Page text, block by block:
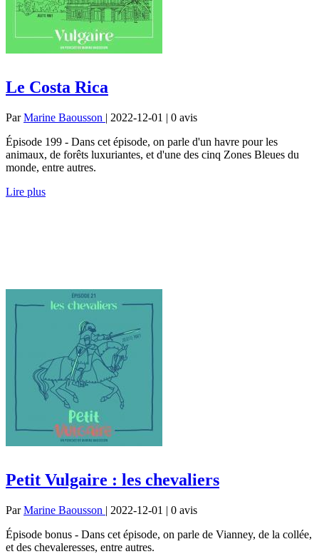
Le Costa Rica
ParMarine Baousson | 2022-12-01 | 0 avis
Épisode 199 - Dans cet épisode, on parle d'un havre pour les
animaux, de forêts luxuriantes, et d'une des cinq Zones Bleues du
monde, entre autres.
Lire plus
Petit Vulgaire : les chevaliers
ParMarine Baousson | 2022-12-01 | 0 avis
Épisode bonus - Dans cet épisode, on parle de Vianney, de la collée,
et des chevaleresses, entre autres.